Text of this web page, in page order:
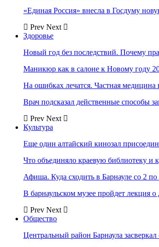
«Единая Россия» внесла в Госдуму
Prev Next
Здоровье
Новый год без последствий. Почему
Маникюр как в салоне к Новому году
На ошибках лечатся. Частная
Врач подсказал действенные способы
Prev Next
Культура
Еще один алтайский кинозал
Что объединяло краевую библиотеку и
Афиша. Куда сходить в Барнауле со 2 по
В барнаульском музее пройдет лекция
Prev Next
Общество
Центральный район Барнаула